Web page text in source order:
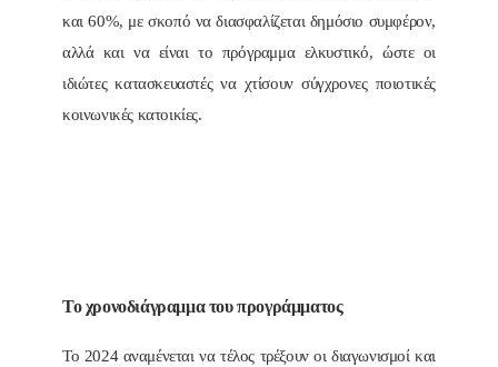
και 60%, με σκοπό να διασφαλίζεται δημόσιο συμφέρον,
αλλά και να είναι το πρόγραμμα ελκυστικό, ώστε οι
ιδιώτες κατασκευαστές να χτίσουν σύγχρονες ποιοτικές
κοινωνικές κατοικίες.
Το χρονοδιάγραμμα του προγράμματος
Το 2024 αναμένεται να τέλος τρέξουν οι διαγωνισμοί και